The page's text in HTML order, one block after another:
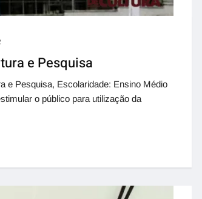
e Pesquisa
e Pesquisa, Escolaridade: Ensino Médio
o público para utilização da